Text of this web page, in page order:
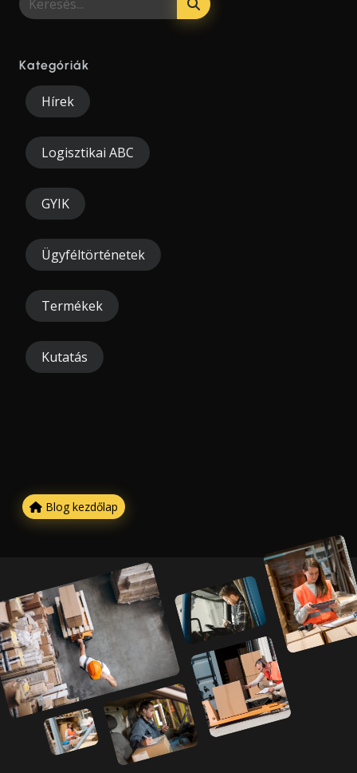
Kategóriák
Hírek
Logisztikai ABC
GYIK
Ügyféltörténetek
Termékek
Kutatás
Blog kezdőlap